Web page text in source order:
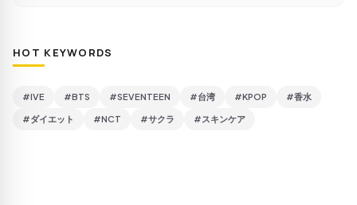
HOT KEYWORDS
#IVE #BTS #SEVENTEEN #台湾 #KPOP #香水
#ダイエット #NCT #サクラ #スキンケア